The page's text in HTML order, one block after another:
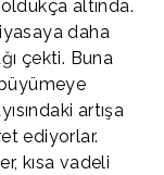
altında.
daha
çekti. Buna
artışa
ediyorlar.
kısa vadeli